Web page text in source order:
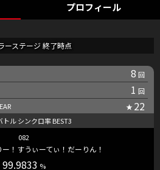
プロフィール
ーステージ 終了時点
8
1
22
082
！すうぃーてぃ！だーりん！
99.9833